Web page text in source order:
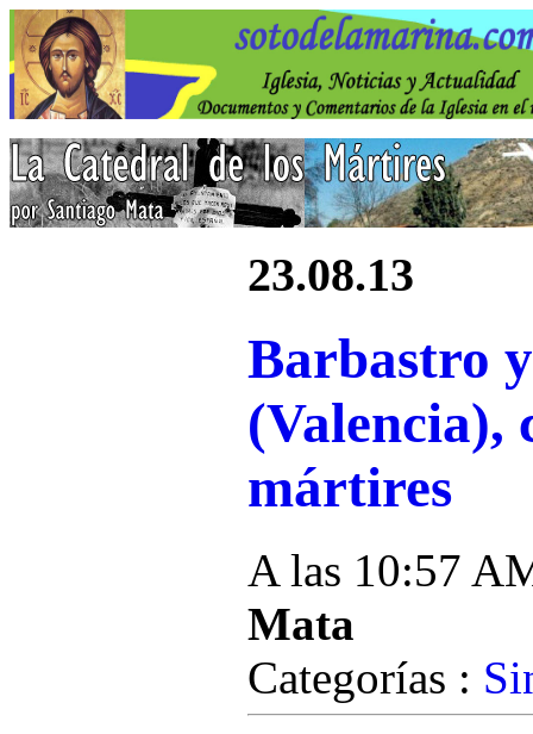
23.08.13
Barbastro
(Valencia),
mártires
A las 10:57
Mata
Categorías :